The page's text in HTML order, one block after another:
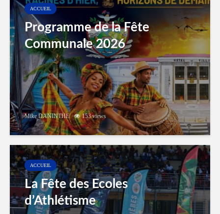
ACCUEIL
Programme de la Fête
Communale 2026
Mike DANINTHE 153 views
ACCUEIL
La Fête des Ecoles
d’Athlétisme